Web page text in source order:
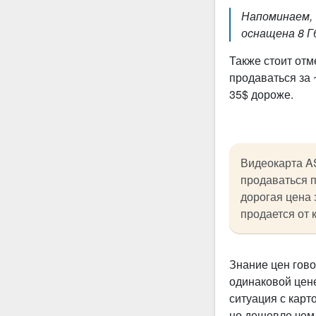
Напоминаем,
оснащена 8
Также стоит
продаваться за
35$ дороже.
Видеокарта
продаваться
дорогая цена
продается
Знание цен
одинаковой
ситуация с